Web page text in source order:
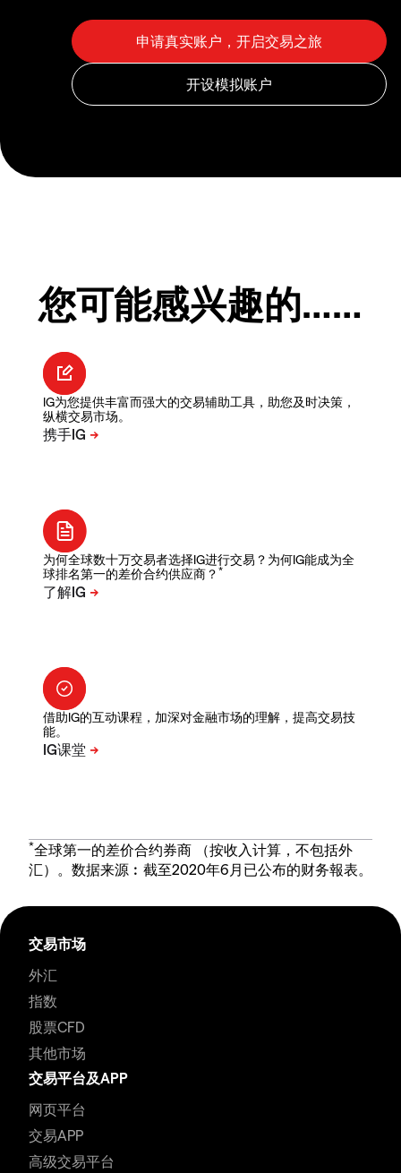
您可能感兴趣的……
IG为您提供丰富而强大的交易辅助工具，助您及时决策，
纵横交易市场。
为何全球数十万交易者选择IG进行交易？为何IG能成为全
球排名第一的差价合约供应商？ *
借助IG的互动课程，加深对金融市场的理解，提高交易技
能。
*全球第一的差价合约券商 （按收入计算，不包括外
汇）。数据来源︰截至2020年6月已公布的财务報表。
交易市场
外汇
指数
股票CFD
其他市场
交易平台及APP
网页平台
交易APP
高级交易平台